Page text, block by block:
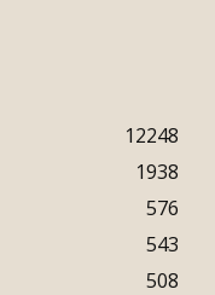
12248
1938
576
543
508